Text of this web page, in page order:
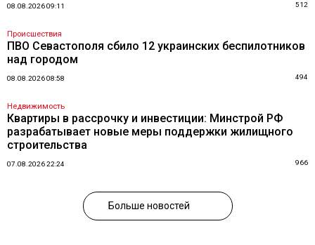
08.08.2026 09:11 512
Происшествия
ПВО Севастополя сбило 12 украинских беспилотников
над городом
08.08.2026 08:58 494
Недвижимость
Квартиры в рассрочку и инвестиции: Минстрой РФ
разрабатывает новые меры поддержки жилищного
строительства
07.08.2026 22:24 966
Больше новостей